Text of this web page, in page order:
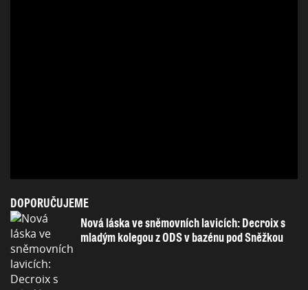
DOPORUČUJEME
Nová láska ve sněmovních lavicích: Decroix s
mladým kolegou z ODS v bazénu pod Sněžkou